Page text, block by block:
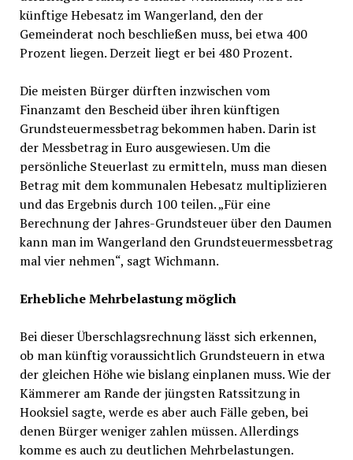
künftige Hebesatz im Wangerland, den der
Gemeinderat noch beschließen muss, bei etwa 400
Prozent liegen. Derzeit liegt er bei 480 Prozent.
Die meisten Bürger dürften inzwischen vom
Finanzamt den Bescheid über ihren künftigen
Grundsteuermessbetrag bekommen haben. Darin ist
der Messbetrag in Euro ausgewiesen. Um die
persönliche Steuerlast zu ermitteln, muss man diesen
Betrag mit dem kommunalen Hebesatz multiplizieren
und das Ergebnis durch 100 teilen. „Für eine
Berechnung der Jahres-Grundsteuer über den Daumen
kann man im Wangerland den Grundsteuermessbetrag
mal vier nehmen“, sagt Wichmann.
Erhebliche Mehrbelastung möglich
Bei dieser Überschlagsrechnung lässt sich erkennen,
ob man künftig voraussichtlich Grundsteuern in etwa
der gleichen Höhe wie bislang einplanen muss. Wie der
Kämmerer am Rande der jüngsten Ratssitzung in
Hooksiel sagte, werde es aber auch Fälle geben, bei
denen Bürger weniger zahlen müssen. Allerdings
komme es auch zu deutlichen Mehrbelastungen.